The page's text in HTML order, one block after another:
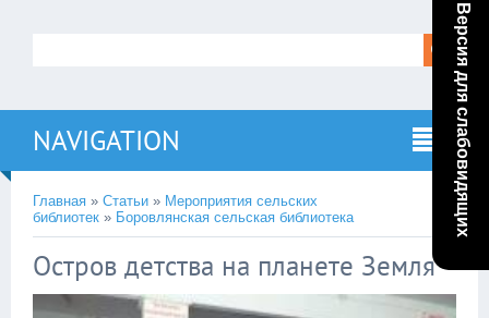
Версия для слабовидящих
NAVIGATION
Главная » Статьи » Мероприятия сельских
библиотек » Боровлянская сельская библиотека
Остров детства на планете Земля